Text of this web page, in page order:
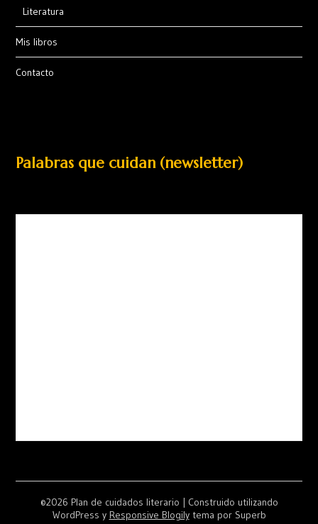
Literatura
Mis libros
Contacto
Palabras que cuidan (newsletter)
©2026 Plan de cuidados literario | Construido utilizando
WordPress y Responsive Blogilytema por Superb